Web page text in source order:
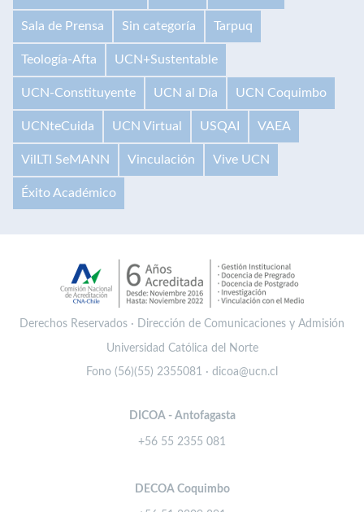
Sala de Prensa Sin categoría Tarpuq
Teología-Afta UCN+Sustentable
UCN-Constituyente UCN al Día UCN Coquimbo
UCNteCuida UCN Virtual USQAI VAEA
VilLTI SeMANN Vinculación Vive UCN
Éxito Académico
Derechos Reservados · Dirección de Comunicaciones y Admisión
Universidad Católica del Norte
Fono (56)(55) 2355081 · dicoa@ucn.cl
DICOA - Antofagasta
+56 55 2355 081
DECOA Coquimbo